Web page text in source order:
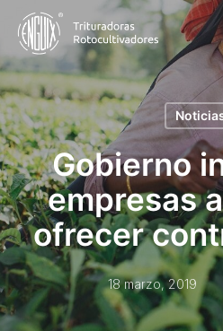
Skip
main
content
Gobierno
empresas
ofrecer
18 marzo, 2019